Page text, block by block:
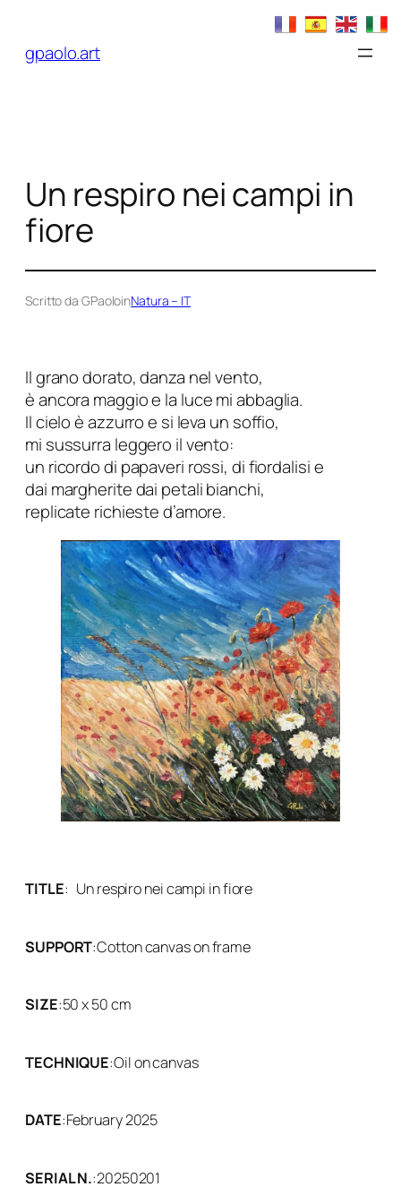
contenuto
gpaolo.art
Un respiro nei campi in
fiore
Scritto da GPaoloinNatura – IT
Il grano dorato, danza nel vento,
è ancora maggio e la luce mi abbaglia.
Il cielo è azzurro e si leva un soffio,
mi sussurra leggero il vento:
un ricordo di papaveri rossi, di fiordalisi e
dai margherite dai petali bianchi,
replicate richieste d’amore.
TITLE: Un respiro nei campi in fiore
SUPPORT:Cotton canvas on frame
SIZE:50 x 50 cm
TECHNIQUE:Oil on canvas
DATE:February 2025
SERIAL N.:20250201